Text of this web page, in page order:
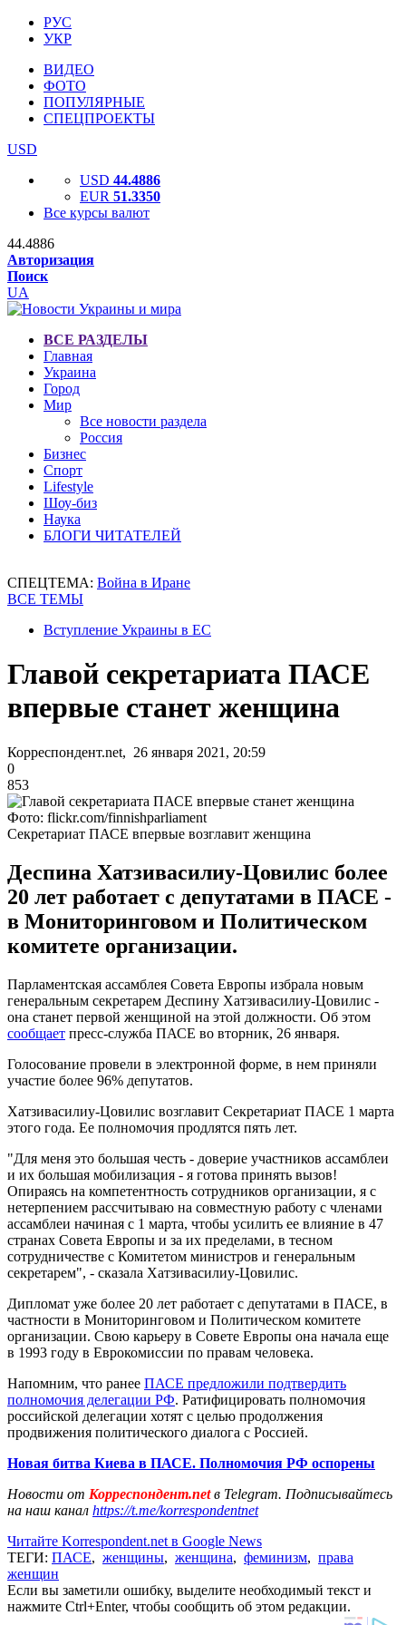
РУС
УКР
ВИДЕО
ФОТО
ПОПУЛЯРНЫЕ
СПЕЦПРОЕКТЫ
USD
USD 44.4886
EUR 51.3350
Все курсы валют
44.4886
Авторизация
Поиск
UA
ВСЕ РАЗДЕЛЫ
Главная
Украина
Город
Мир
Все новости раздела
Россия
Бизнес
Спорт
Lifestyle
Шоу-биз
Наука
БЛОГИ ЧИТАТЕЛЕЙ
СПЕЦТЕМА: Война в Иране
ВСЕ ТЕМЫ
Вступление Украины в ЕС
Главой секретариата ПАСЕ
впервые станет женщина
Корреспондент.net, 26 января 2021, 20:59
0
853
Фото: flickr.com/finnishparliament
Секретариат ПАСЕ впервые возглавит женщина
Деспина Хатзивасилиу-Цовилис более
20 лет работает с депутатами в ПАСЕ -
в Мониторинговом и Политическом
комитете организации.
Парламентская ассамблея Совета Европы избрала новым
генеральным секретарем Деспину Хатзивасилиу-Цовилис -
она станет первой женщиной на этой должности. Об этом
сообщает пресс-служба ПАСЕ во вторник, 26 января.
Голосование провели в электронной форме, в нем приняли
участие более 96% депутатов.
Хатзивасилиу-Цовилис возглавит Секретариат ПАСЕ 1 марта
этого года. Ее полномочия продлятся пять лет.
"Для меня это большая честь - доверие участников ассамблеи
и их большая мобилизация - я готова принять вызов!
Опираясь на компетентность сотрудников организации, я с
нетерпением рассчитываю на совместную работу с членами
ассамблеи начиная с 1 марта, чтобы усилить ее влияние в 47
странах Совета Европы и за их пределами, в тесном
сотрудничестве с Комитетом министров и генеральным
секретарем", - сказала Хатзивасилиу-Цовилис.
Дипломат уже более 20 лет работает с депутатами в ПАСЕ, в
частности в Мониторинговом и Политическом комитете
организации. Свою карьеру в Совете Европы она начала еще
в 1993 году в Еврокомиссии по правам человека.
Напомним, что ранее ПАСЕ предложили подтвердить
полномочия делегации РФ. Ратифицировать полномочия
российской делегации хотят с целью продолжения
продвижения политического диалога с Россией.
Новая битва Киева в ПАСЕ. Полномочия РФ оспорены
Новости от Корреспондент.netв Telegram. Подписывайтесь
на наш канал https://t.me/korrespondentnet
Читайте Korrespondent.net в Google News
ТЕГИ: ПАСЕ, женщины, женщина, феминизм, права
женщин
Если вы заметили ошибку, выделите необходимый текст и
нажмите Ctrl+Enter, чтобы сообщить об этом редакции.